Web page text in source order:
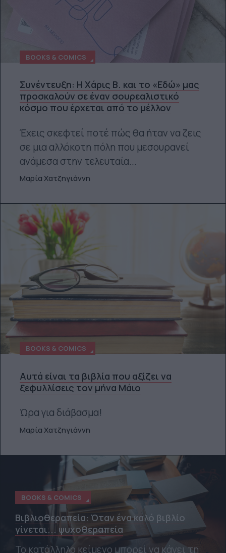
BOOKS & COMICS
Συνέντευξη: H Χάρις Β. και το «Εδώ» μας
προσκαλούν σε έναν σουρεαλιστικό
κόσμο που έρχεται από το μέλλον
Έχεις σκεφτεί ποτέ πώς θα ήταν να ζεις
σε μια αλλόκοτη πόλη που μεσουρανεί
ανάμεσα στην τελευταία...
Μαρία Χατζηγιάννη
BOOKS & COMICS
Αυτά είναι τα βιβλία που αξίζει να
ξεφυλλίσεις τον μήνα Μάιο
Ώρα για διάβασμα!
Μαρία Χατζηγιάννη
BOOKS & COMICS
Βιβλιοθεραπεία: Όταν ένα καλό βιβλίο
γίνεται... ψυχοθεραπεία
Το κατάλληλο κείμενο μπορεί να κάνει τη